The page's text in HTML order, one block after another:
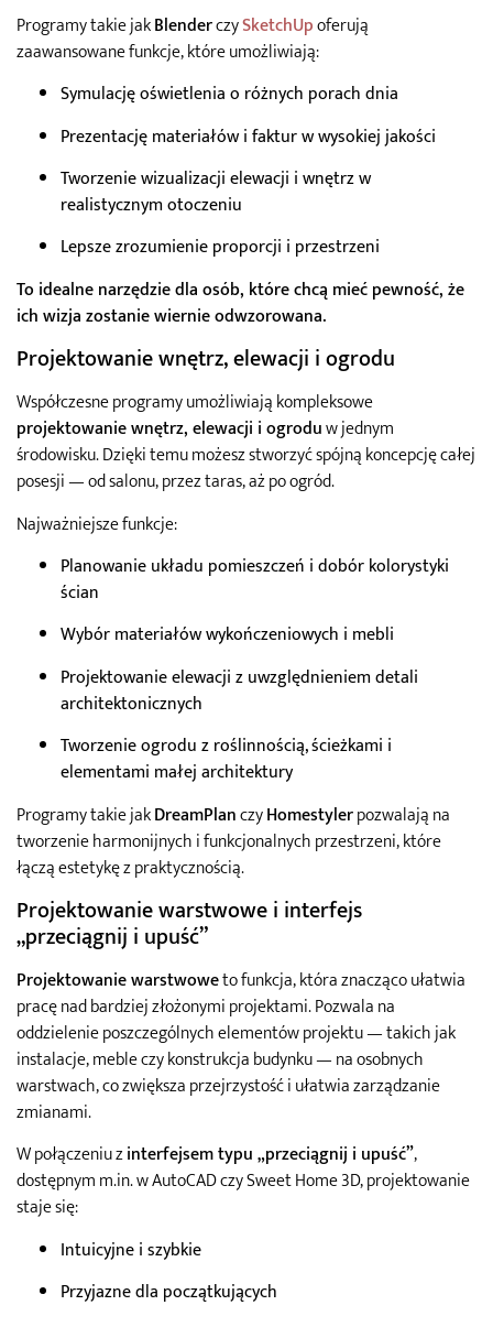
Programy takie jakBlenderczySketchUpoferują
zaawansowane funkcje, które umożliwiają:
Symulację oświetlenia o różnych porach dnia
Prezentację materiałów i faktur w wysokiej jakości
Tworzenie wizualizacji elewacji i wnętrz w
realistycznym otoczeniu
Lepsze zrozumienie proporcji i przestrzeni
To idealne narzędzie dla osób, które chcą mieć pewność, że
ich wizja zostanie wiernie odwzorowana.
Projektowanie wnętrz, elewacji i ogrodu
Współczesne programy umożliwiają kompleksowe
projektowanie wnętrz, elewacji i ogroduw jednym
środowisku. Dzięki temu możesz stworzyć spójną koncepcję całej
posesji — od salonu, przez taras, aż po ogród.
Najważniejsze funkcje:
Planowanie układu pomieszczeń i dobór kolorystyki
ścian
Wybór materiałów wykończeniowych i mebli
Projektowanie elewacji z uwzględnieniem detali
architektonicznych
Tworzenie ogrodu z roślinnością, ścieżkami i
elementami małej architektury
Programy takie jakDreamPlanczyHomestylerpozwalają na
tworzenie harmonijnych i funkcjonalnych przestrzeni, które
łączą estetykę z praktycznością.
Projektowanie warstwowe i interfejs
„przeciągnij i upuść”
Projektowanie warstwoweto funkcja, która znacząco ułatwia
pracę nad bardziej złożonymi projektami. Pozwala na
oddzielenie poszczególnych elementów projektu — takich jak
instalacje, meble czy konstrukcja budynku — na osobnych
warstwach, co zwiększa przejrzystość i ułatwia zarządzanie
zmianami.
W połączeniu zinterfejsem typu „przeciągnij i upuść”,
dostępnym m.in. w AutoCAD czy Sweet Home 3D, projektowanie
staje się:
Intuicyjne i szybkie
Przyjazne dla początkujących